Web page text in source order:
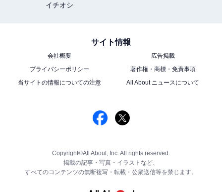
イチオシ
サイト情報
会社概要
広告掲載
プライバシーポリシー
著作権・商標・免責事項
当サイトの情報についての注意
All About ニュースについて
Copyright©All About, Inc. All rights reserved.
掲載の記事・写真・イラストなど、
すべてのコンテンツの無断複写・転載・公衆送信等を禁じます。